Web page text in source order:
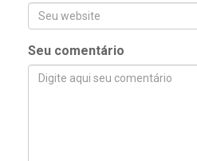
Seu comentário